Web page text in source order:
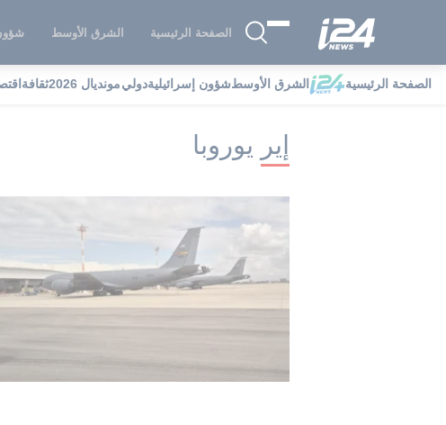
الصفحة الرئيسية الشرق الأوسط
الصفحة الرئيسية الشرق الأوسطشؤون إسرائيليةدوليمونديال 2026 ثقافة i24NEWS i24NEWS فهرس علامات إير يوروبا
إير يوروبا